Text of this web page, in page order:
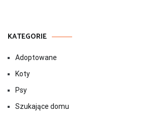
KATEGORIE
Adoptowane
Koty
Psy
Szukające domu